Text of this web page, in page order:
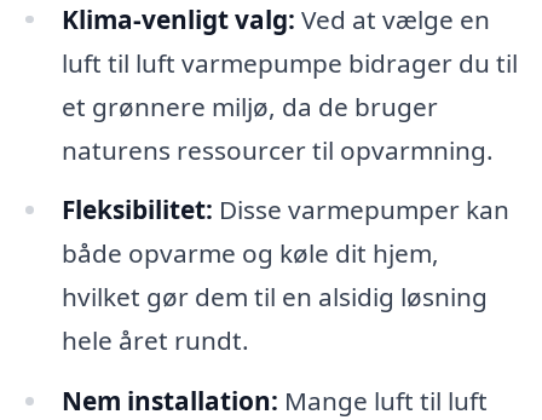
Klima-venligt valg: Ved at vælge en
luft til luft varmepumpe bidrager du til
et grønnere miljø, da de bruger
naturens ressourcer til opvarmning.
Fleksibilitet: Disse varmepumper kan
både opvarme og køle dit hjem,
hvilket gør dem til en alsidig løsning
hele året rundt.
Nem installation: Mange luft til luft